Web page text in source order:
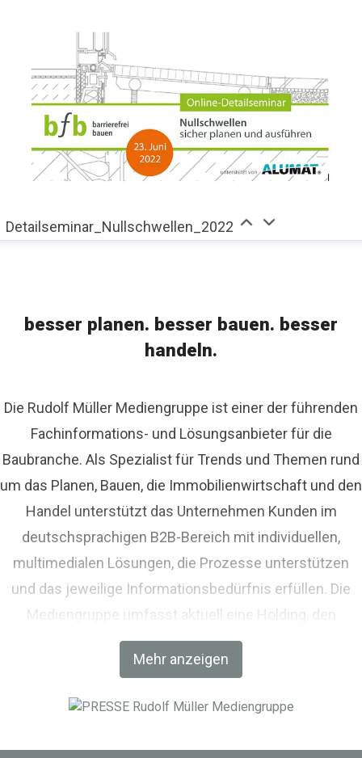
Detailseminar_Nullschwellen_2022
besser planen. besser bauen. besser
handeln.
Mehr anzeigen
Die Rudolf Müller Mediengruppe ist einer der führenden
Fachinformations- und Lösungsanbieter für die
Baubranche. Als Spezialist für Trends und Themen rund
um das Planen, Bauen, die Immobilienwirtschaft und den
Handel unterstützt das Unternehmen Kunden im
deutschsprachigen B2B-Bereich mit individuellen,
multimedialen Lösungen, die Prozesse unterstützen
und das jeweilige Informationsbedürfnis erfüllen. Die
Mediengruppe umfasst aktuell eine Holding, den
Fachverlag RM Rudolf Müller Medien und mit der BIM
World MUNICH eine Netzwerkplattform für Akteure der